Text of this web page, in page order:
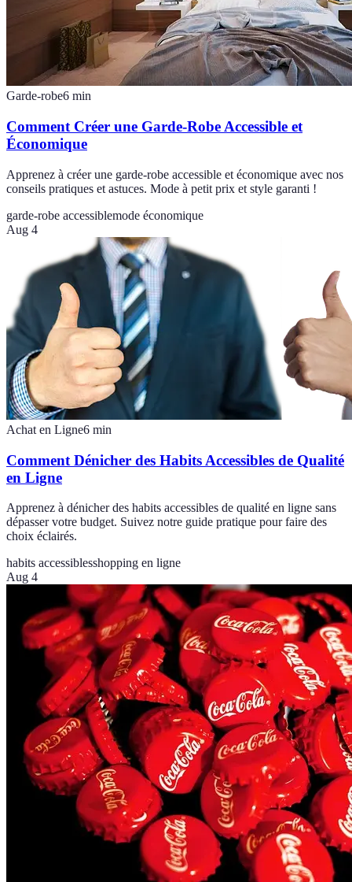
Garde-robe6 min
Comment Créer une Garde-Robe Accessible et
Économique
Apprenez à créer une garde-robe accessible et économique avec nos
conseils pratiques et astuces. Mode à petit prix et style garanti !
garde-robe accessiblemode économique
Aug 4
Achat en Ligne6 min
Comment Dénicher des Habits Accessibles de Qualité
en Ligne
Apprenez à dénicher des habits accessibles de qualité en ligne sans
dépasser votre budget. Suivez notre guide pratique pour faire des
choix éclairés.
habits accessiblesshopping en ligne
Aug 4